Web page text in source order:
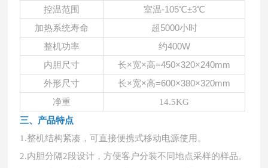
控温范围
室温-105℃±3℃
加热系统寿命 超5000小时
整机功率 约400W
内胆尺寸 长×宽×高=450×320×240mm
外形尺寸 长×宽×高=600×380×320mm
净重
14.5KG
三、 产品特点
1.整机结构紧凑，可直接便携式移动电源使用。
2.内胆分隔2段设计，方便客户分装不同地点采样的样品。